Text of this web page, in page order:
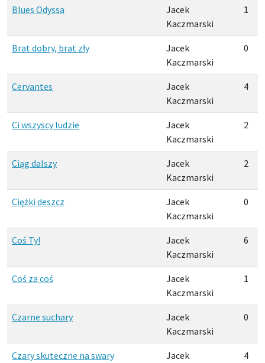
Blues Odyssa
Jacek
Kaczmarski
1
Brat dobry, brat zły
Jacek
Kaczmarski
0
Cervantes
Jacek
Kaczmarski
4
Ci wszyscy ludzie
Jacek
Kaczmarski
2
Ciąg dalszy
Jacek
Kaczmarski
2
Ciężki deszcz
Jacek
Kaczmarski
0
Coś Ty!
Jacek
Kaczmarski
6
Coś za coś
Jacek
Kaczmarski
1
Czarne suchary
Jacek
Kaczmarski
0
Czary skuteczne na swary
Jacek
4